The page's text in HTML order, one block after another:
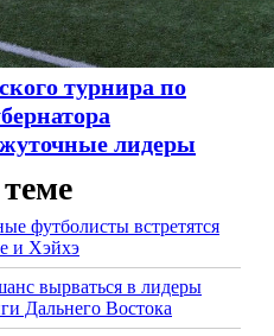
турнира по
лидеры
футболисты встретятся
и Хэйхэ
вырваться в лидеры
Дальнего Востока